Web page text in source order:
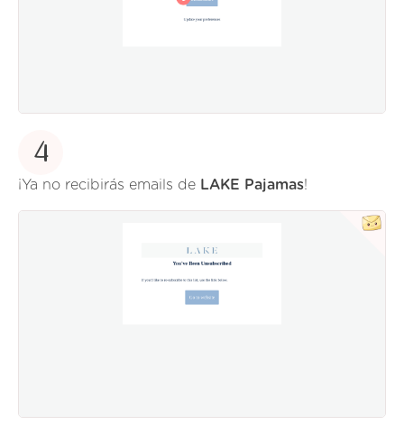
4
¡Ya no recibirás emails de LAKE Pajamas!